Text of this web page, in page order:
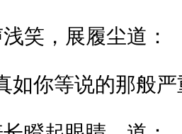
笑，展履尘道：
如你等说的那般严